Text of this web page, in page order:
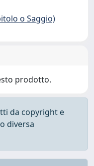
o Saggio)
prodotto.
da copyright e
diversa